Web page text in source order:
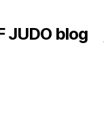
JUDO blog